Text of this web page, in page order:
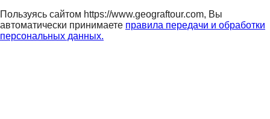
Пользуясь сайтом https://www.geograftour.com, Вы
автоматически принимаете правила передачи и обработки
персональных данных.